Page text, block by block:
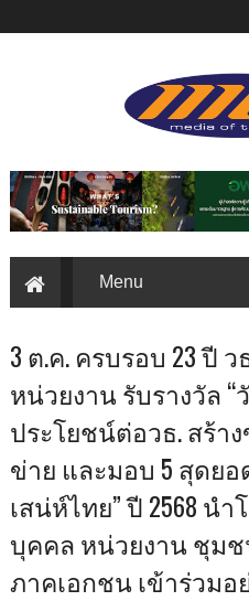
3 ต.ค. ครบรอบ 23 ปี
หน่วยงาน รับรางวัล
ประโยชน์ต่อวธ. สร้า
ข่าย และมอบ 5 สุดยอ
เสน่ห์ไทย” ปี 2568 น
บุคคล หน่วยงาน ชุม
ภาคเอกชน เข้าร่วมอ